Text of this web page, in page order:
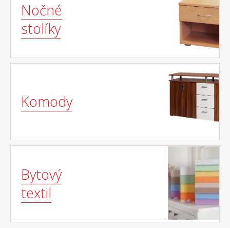
Nočné
stolíky
Komody
Bytový
textil